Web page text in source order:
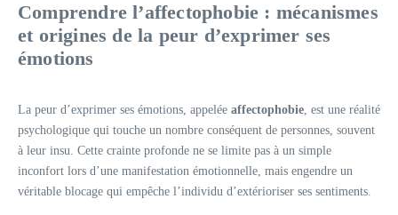
Comprendre l’affectophobie : mécanismes
et origines de la peur d’exprimer ses
émotions
La peur d’exprimer ses émotions, appelée affectophobie, est une réalité
psychologique qui touche un nombre conséquent de personnes, souvent
à leur insu. Cette crainte profonde ne se limite pas à un simple
inconfort lors d’une manifestation émotionnelle, mais engendre un
véritable blocage qui empêche l’individu d’extérioriser ses sentiments.